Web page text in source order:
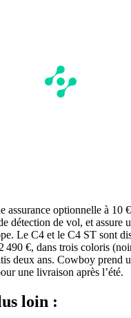
assurance optionnelle à 10
détection de vol, et assure
Le C4 et le C4 ST sont
490 €, dans trois coloris
deux ans. Cowboy prend
une livraison après l’été.
loin :